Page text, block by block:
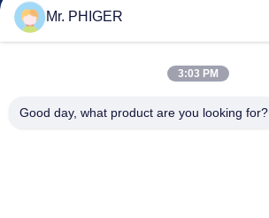
Kontrol Kualitas
Sitemap
Mr. PHIGER
3:03 PM
Good day, what product are you looking for?